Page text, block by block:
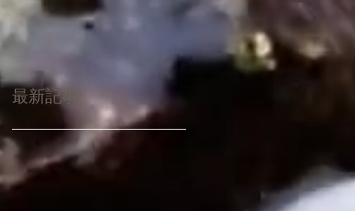
最新記事